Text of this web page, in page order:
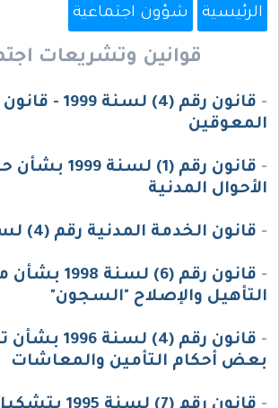
الرئيسية شؤون اجتماعية
قوانين وتشريعات
-
قانون رقم (4) لسنة
المعوقين
-
قانون رقم (1) لسنة
الأحوال المدنية
- قانون الخدمة المدنية رقم (4) لسنة 1998
-
قانون رقم (6) لسنة
التأهيل والإصلاح "السجون"
-
قانون رقم (4) لسنة
بعض أحكام التأمين والمعاشات